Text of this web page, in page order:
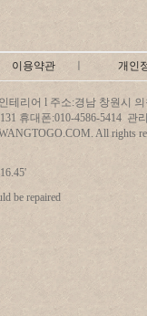
이용약관 개인
테리어 l 주소:경남 창원시
휴대폰:010-4586-5414 관
All rights
be repaired